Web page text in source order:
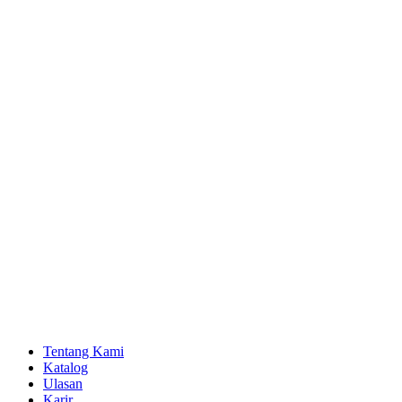
Tentang Kami
Katalog
Ulasan